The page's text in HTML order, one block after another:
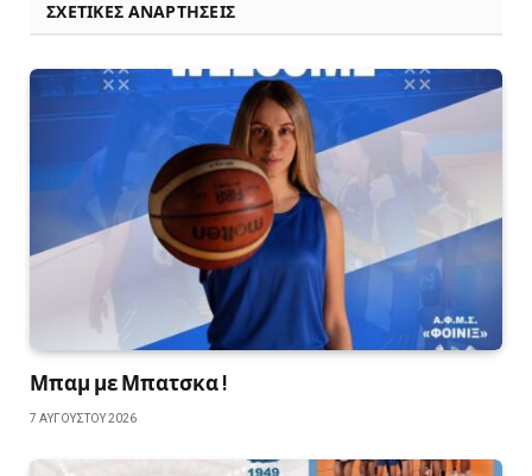
ΣΧΕΤΙΚΈΣ ΑΝΑΡΤΉΣΕΙΣ
Μπαμ με Μπατσκα !
7 ΑΥΓΟΎΣΤΟΥ 2026